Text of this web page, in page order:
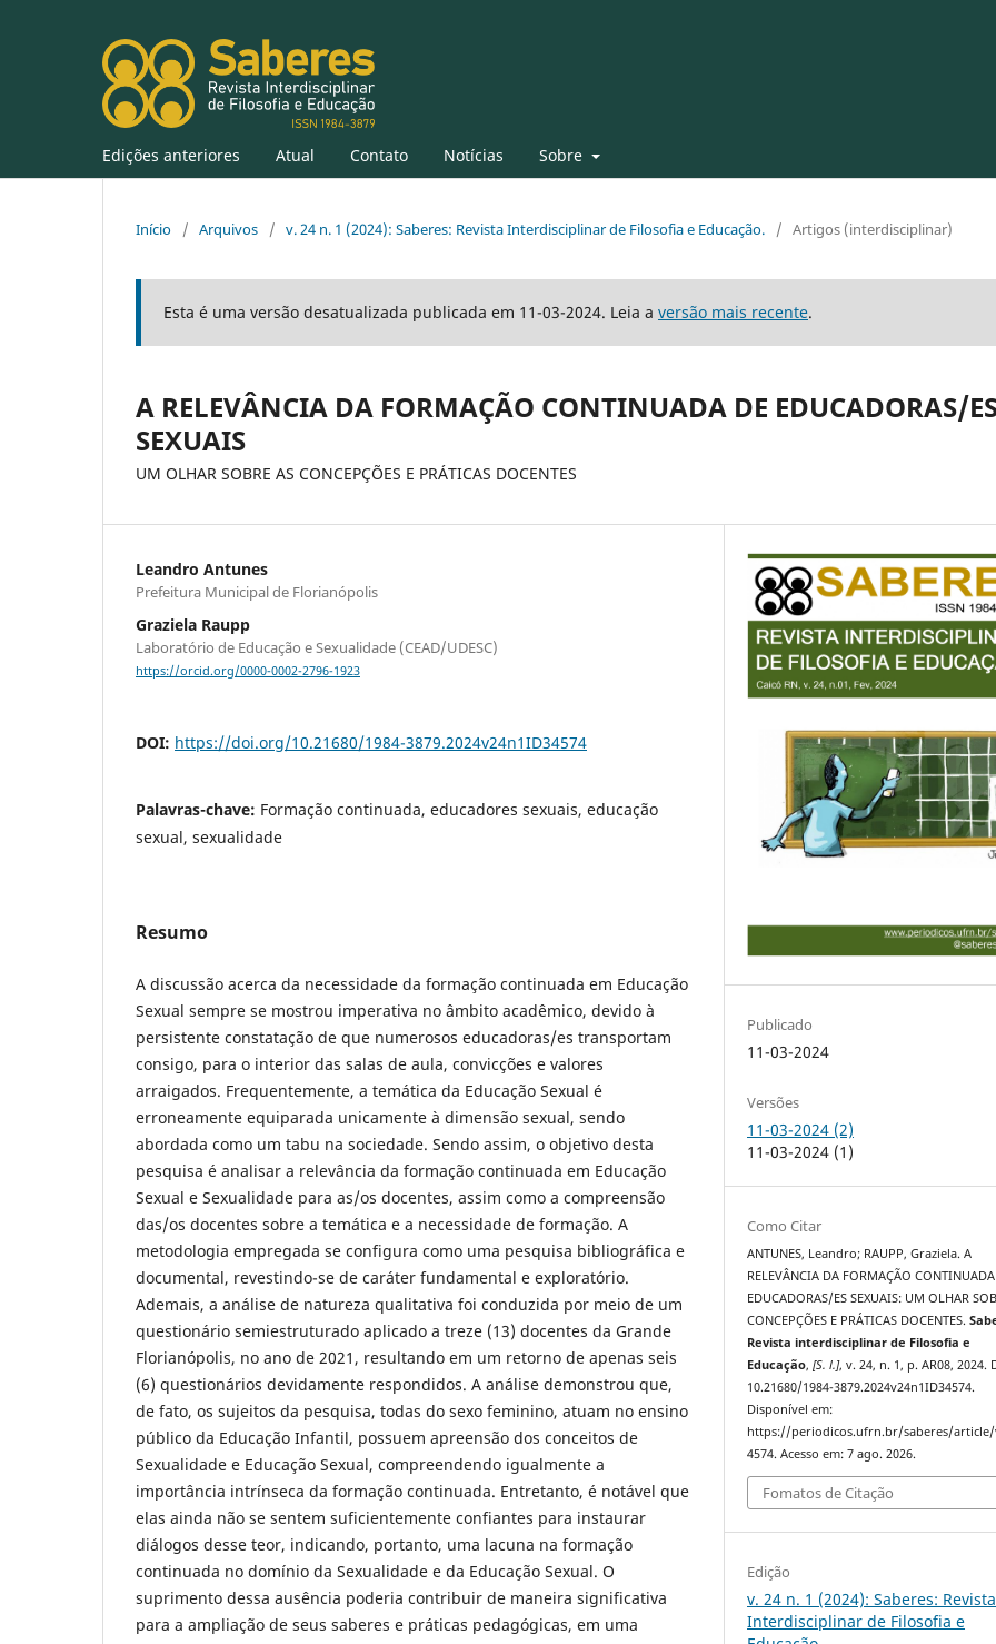
Edições anteriores Atual Contato Notícias Sobre
Início / Arquivos / v. 24 n. 1 (2024): Saberes: Revista Interdisciplinar de Filosofia e Educação. / Artigos (interdisciplinar)
Esta é uma versão desatualizada publicada em 11-03-2024. Leia a versão mais recente.
A RELEVÂNCIA DA FORMAÇÃO CONTINUADA DE EDUCADORAS/
SEXUAIS
UM OLHAR SOBRE AS CONCEPÇÕES E PRÁTICAS DOCENTES
Leandro Antunes
Prefeitura Municipal de Florianópolis
Graziela Raupp
Laboratório de Educação e Sexualidade (CEAD/UDESC)
https://orcid.org/0000-0002-2796-1923
DOI: https://doi.org/10.21680/1984-3879.2024v24n1ID34574
Palavras-chave: Formação continuada, educadores sexuais, educação
sexual, sexualidade
Resumo
A discussão acerca da necessidade da formação continuada em Educação
Sexual sempre se mostrou imperativa no âmbito acadêmico, devido à
persistente constatação de que numerosos educadoras/es transportam
consigo, para o interior das salas de aula, convicções e valores
arraigados. Frequentemente, a temática da Educação Sexual é
erroneamente equiparada unicamente à dimensão sexual, sendo
abordada como um tabu na sociedade. Sendo assim, o objetivo desta
pesquisa é analisar a relevância da formação continuada em Educação
Sexual e Sexualidade para as/os docentes, assim como a compreensão
das/os docentes sobre a temática e a necessidade de formação. A
metodologia empregada se configura como uma pesquisa bibliográfica e
documental, revestindo-se de caráter fundamental e exploratório.
Ademais, a análise de natureza qualitativa foi conduzida por meio de um
questionário semiestruturado aplicado a treze (13) docentes da Grande
Florianópolis, no ano de 2021, resultando em um retorno de apenas seis
(6) questionários devidamente respondidos. A análise demonstrou que,
de fato, os sujeitos da pesquisa, todas do sexo feminino, atuam no ensino
público da Educação Infantil, possuem apreensão dos conceitos de
Sexualidade e Educação Sexual, compreendendo igualmente a
importância intrínseca da formação continuada. Entretanto, é notável que
elas ainda não se sentem suficientemente confiantes para instaurar
diálogos desse teor, indicando, portanto, uma lacuna na formação
continuada no domínio da Sexualidade e da Educação Sexual. O
suprimento dessa ausência poderia contribuir de maneira significativa
para a ampliação de seus saberes e práticas pedagógicas, em uma
Publicado
11-03-2024
Versões
11-03-2024 (2)
11-03-2024 (1)
Como Citar
ANTUNES, Leandro; RAUPP, Graziela. A
RELEVÂNCIA DA FORMAÇÃO
EDUCADORAS/ES SEXUAIS: UM OLHAR
CONCEPÇÕES E PRÁTICAS DOCENTES.
Revista interdisciplinar de Filosofia e
Educação,[S. l.], v. 24, n. 1, p. AR08, 2024.
10.21680/1984-3879.2024v24n1ID34574.
Disponível em:
https://periodicos.ufrn.br/saberes/
4574. Acesso em: 7 ago. 2026.
Fomatos de Citação
Edição
v. 24 n. 1 (2024): Saberes: Revista
Interdisciplinar de Filosofia e